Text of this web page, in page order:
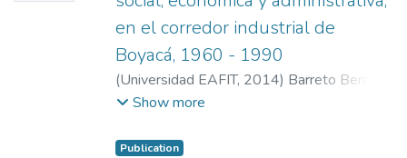
en el corredor industrial de
Boyacá, 1960 - 1990
(Universidad EAFIT, 2014) Barreto Bernal,
Patricia Carolina
Show more
Publication